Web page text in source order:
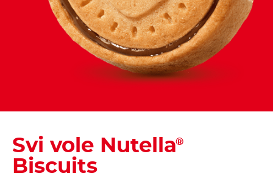
Svi vole Nutella®
Biscuits